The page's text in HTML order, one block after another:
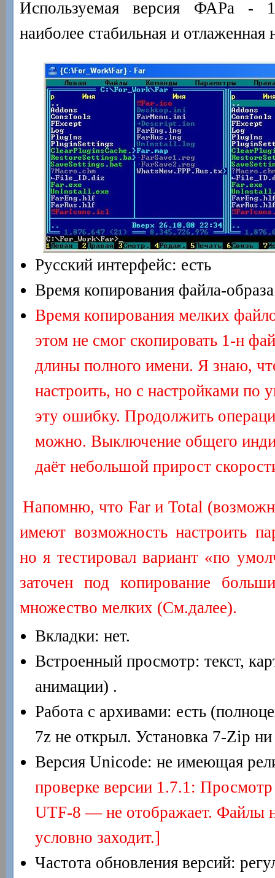
Используемая версия ФАРа -
наиболее стабильная и
Русский интерфейс: есть
Время копирования файла-
Время копирования мелких
этом не смог скопировать 1-н
длины полного имени. Я знаю,
настроить, но с настройками
эту ошибку. Продолжить
можно. Выключение общего
даёт небольшой прирост
Напомню, что Far и Total
имеют возможность настроить
но я тестировал вариант «по
заточен под копирование
множество мелких (См.далее).
Вкладки: нет.
Встроенный просмотр: текст,
анимации) .
Работа с архивами: есть
7z не открыл. Установка 7-Zip
Версия Unicode: не имеющая
проверке версии 1.7.1:
UTF-8 — не отображает. Файлы
условно заходит.]
Частота обновления версий: